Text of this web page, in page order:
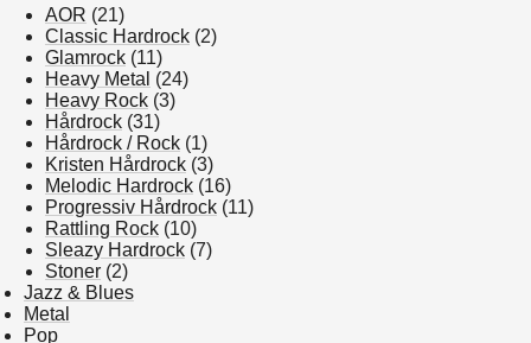
AOR (21)
Classic Hardrock (2)
Glamrock (11)
Heavy Metal (24)
Heavy Rock (3)
Hårdrock (31)
Hårdrock / Rock (1)
Kristen Hårdrock (3)
Melodic Hardrock (16)
Progressiv Hårdrock (11)
Rattling Rock (10)
Sleazy Hardrock (7)
Stoner (2)
Jazz & Blues
Metal
Pop